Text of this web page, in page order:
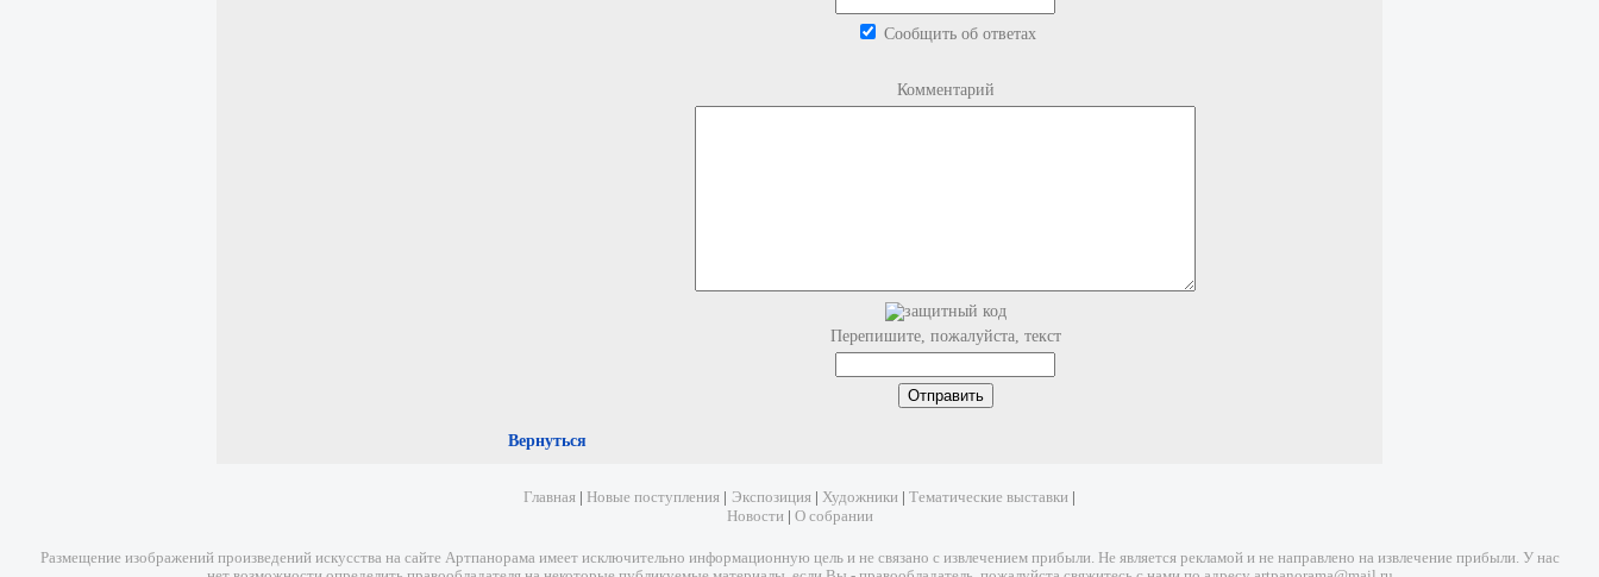
Сообщить об ответах
Комментарий
Перепишите, пожалуйста, текст
Вернуться
Главная Новые поступления Экспозиция Художники Тематические выставки
Новости| О собрании
Размещение изображений произведений искусства на сайте Артпанорама имеет исключительно информационную цель и не связано с извлечением прибыли. Не является рекламой и не направлено на извлечение прибыли. У нас